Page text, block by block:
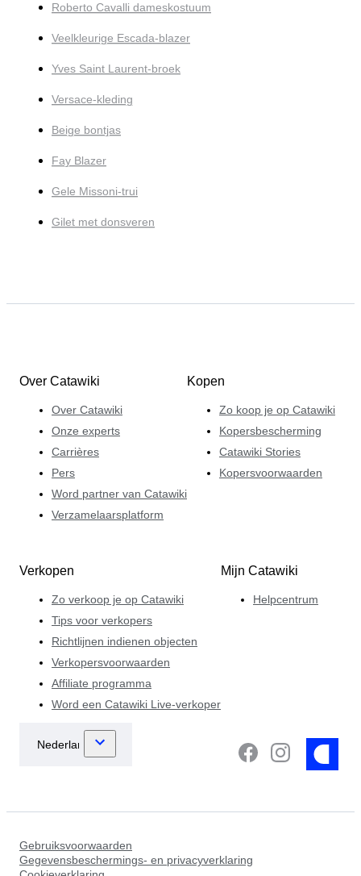
Roberto Cavalli dameskostuum
Veelkleurige Escada-blazer
Yves Saint Laurent-broek
Versace-kleding
Beige bontjas
Fay Blazer
Gele Missoni-trui
Gilet met donsveren
Over Catawiki
Over Catawiki
Onze experts
Carrières
Pers
Word partner van Catawiki
Verzamelaarsplatform
Kopen
Zo koop je op Catawiki
Kopersbescherming
Catawiki Stories
Kopersvoorwaarden
Verkopen
Zo verkoop je op Catawiki
Tips voor verkopers
Richtlijnen indienen objecten
Verkopersvoorwaarden
Affiliate programma
Word een Catawiki Live-verkoper
Mijn Catawiki
Helpcentrum
Gebruiksvoorwaarden
Gegevensbeschermings- en privacyverklaring